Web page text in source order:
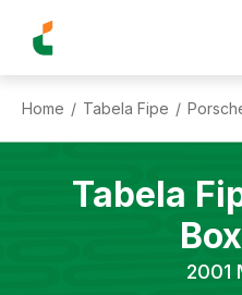
Home / Tabela Fipe /
Tabela
2001